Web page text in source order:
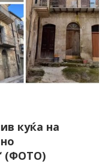
куќа на
(ФОТО)